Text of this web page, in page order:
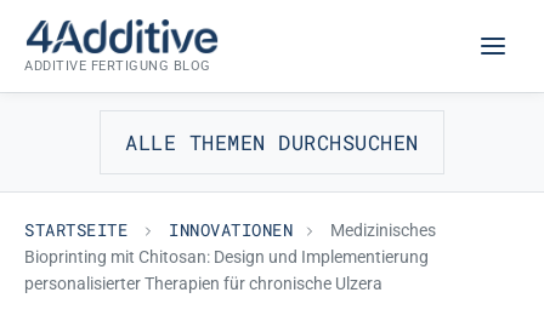
Inhalt
springen
ADDITIVE FERTIGUNG BLOG
ALLE THEMEN DURCHSUCHEN
STARTSEITE INNOVATIONEN
Medizinisches
Bioprinting mit Chitosan: Design und Implementierung
personalisierter Therapien für chronische Ulzera
INNOVATIONEN